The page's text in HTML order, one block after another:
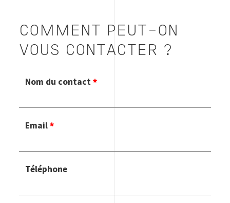
COMMENT PEUT-ON
VOUS CONTACTER ?
Nom du contact
Email
Téléphone